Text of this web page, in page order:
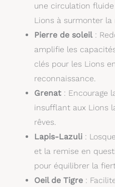
une circulation fluide
Lions à surmonter la
Pierre de soleil:
amplifie les
clés pour les Lions
reconnaissance.
Grenat : Encourage
insufflant aux Lions
rêves.
Lapis-Lazuli :
et la remise en
pour équilibrer la
Oeil de Tigre :